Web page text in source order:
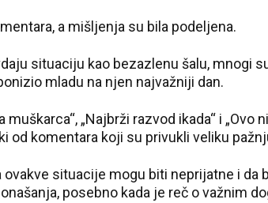
a mišljenja su bila podeljena.
situaciju kao bezazlenu šalu, mnogi
mladu na njen najvažniji dan.
muškarca“, „Najbrži razvod ikada“ i „Ovo
od komentara koji su privukli veliku
situacije mogu biti neprijatne i da
posebno kada je reč o važnim